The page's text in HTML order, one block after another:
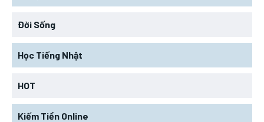
Đời Sống
Học Tiếng Nhật
HOT
Kiếm Tiền Online